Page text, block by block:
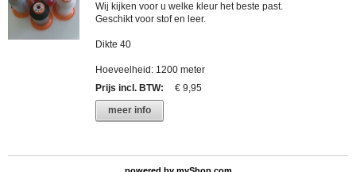
Wij kijken voor u welke kleur het beste past.
Geschikt voor stof en leer.
Dikte 40
Hoeveelheid: 1200 meter
Prijs incl. BTW:
€ 9,95
meer info